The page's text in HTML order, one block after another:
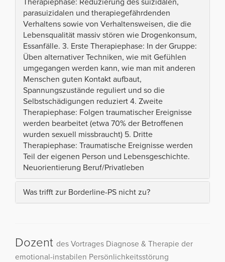
parasuizidalen und therapiegefährdenden
Verhaltens sowie von Verhaltensweisen, die die
Lebensqualität massiv stören wie Drogenkonsum,
Essanfälle. 3. Erste Therapiephase: In der Gruppe:
Üben alternativer Techniken, wie mit Gefühlen
umgegangen werden kann, wie man mit anderen
Menschen guten Kontakt aufbaut,
Spannungszustände reguliert und so die
Selbstschädigungen reduziert 4. Zweite
Therapiephase: Folgen traumatischer Ereignisse
werden bearbeitet (etwa 70% der Betroffenen
wurden sexuell missbraucht) 5. Dritte
Therapiephase: Traumatische Ereignisse werden
Teil der eigenen Person und Lebensgeschichte.
Neuorientierung Beruf/Privatleben
Was trifft zur Borderline-PS nicht zu?
Dozent des Vortrages Diagnose & Therapie der
emotional-instabilen Persönlichkeitsstörung